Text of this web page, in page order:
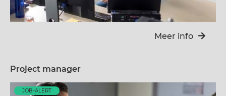
Meer info
Project manager
JOB-ALERT